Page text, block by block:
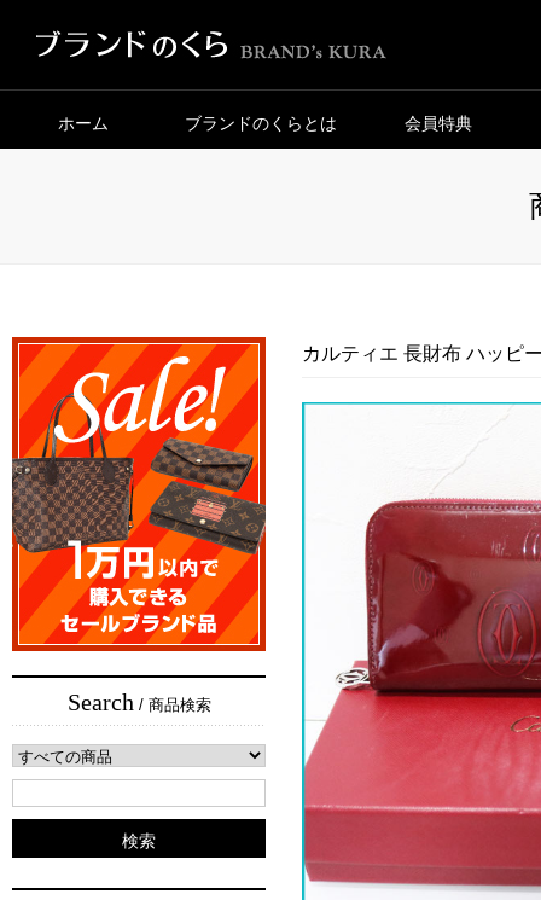
ホーム ブランドのくらとは 会員特典
Search/ 商品検索
カルティエ 長財布 ハッピ